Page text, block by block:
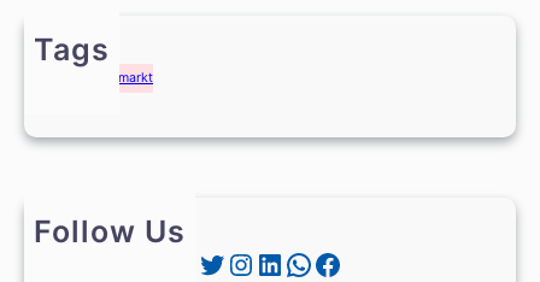
Tags
Weihnachtsmarkt
Follow Us
Twitter Instagram LinkedIn WhatsApp Facebook